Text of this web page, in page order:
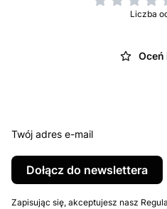
Liczba
Oceń
Twój adres e-mail
Dołącz do newslettera
Zapisując się, akceptujesz nasz